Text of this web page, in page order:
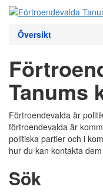
Översikt
Tanums
Förtroendevalda är
förtroendevalda är
politiska partier och i
hur du kan kontakta
Sök